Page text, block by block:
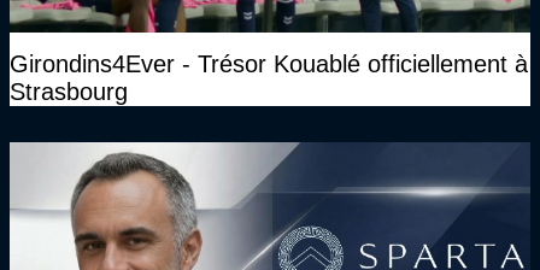
Girondins4Ever - Trésor Kouablé officiellement à
Strasbourg